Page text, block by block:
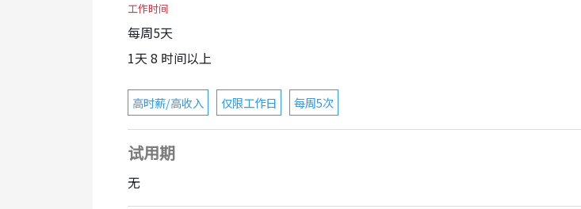
工作时间
每周5天
1天 8 时间以上
高时薪/高收入 仅限工作日 每周5次
试用期
无